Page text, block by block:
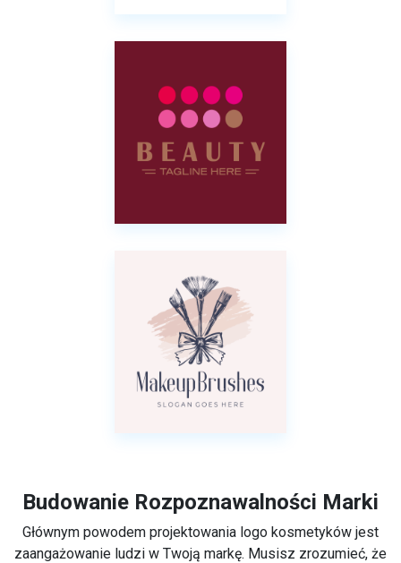
Budowanie Rozpoznawalności Marki
Głównym powodem projektowania logo kosmetyków jest
zaangażowanie ludzi w Twoją markę. Musisz zrozumieć, że